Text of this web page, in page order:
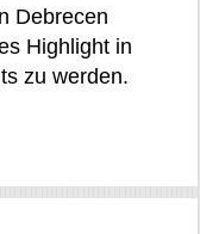
Debrecen
Highlight in
zu werden.